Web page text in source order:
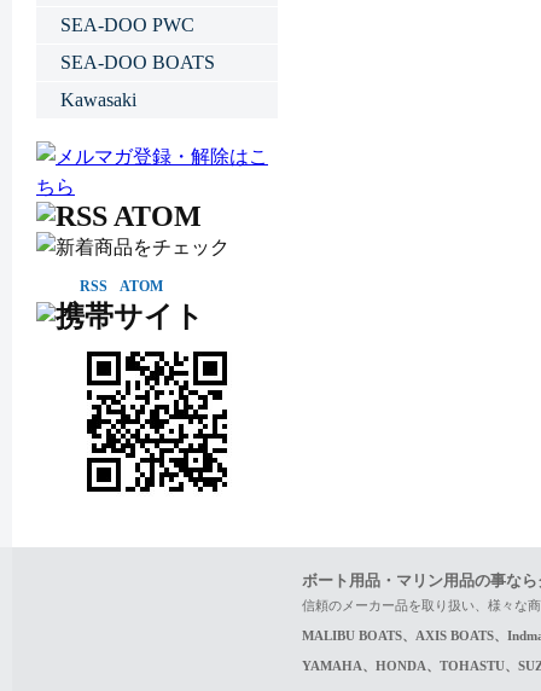
SEA-DOO PWC
SEA-DOO BOATS
Kawasaki
RSS ATOM
ボート用品・マリン用品の事な
信頼のメーカー品を取り扱い、様々な
MALIBU BOATS、AXIS BOATS、
YAMAHA、HONDA、TOHASTU、